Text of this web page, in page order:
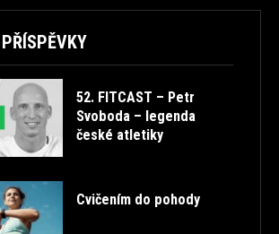
52. FITCAST – Petr
Svoboda – legenda
české atletiky
Cvičením do pohody